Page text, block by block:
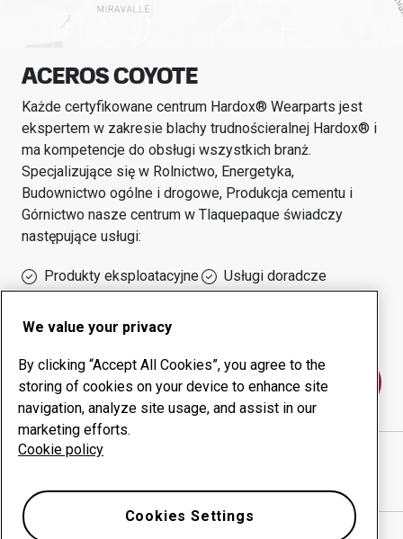
ACEROS COYOTE
Każde certyfikowane centrum Hardox® Wearparts jest
ekspertem w zakresie blachy trudnościeralnej Hardox® i
ma kompetencje do obsługi wszystkich branż.
Specjalizujące się w Rolnictwo, Energetyka,
Budownictwo ogólne i drogowe, Produkcja cementu i
Górnictwo nasze centrum w Tlaquepaque świadczy
następujące usługi:
Produkty eksploatacyjne
Usługi doradcze
sprawności urządzeń
Skontaktuj się z nami
ACEROS COYOTE
We value your privacy
By clicking “Accept All Cookies”, you agree to the
storing of cookies on your device to enhance site
navigation, analyze site usage, and assist in our
marketing efforts.
Cookie policy
Cookies Settings